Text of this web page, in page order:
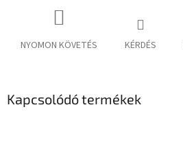
NYOMON KÖVETÉS KÉRDÉS
Kapcsolódó termékek